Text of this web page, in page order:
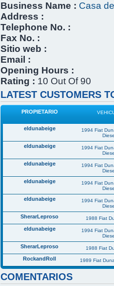
Business Name : Casa
Address :
Telephone No. :
Fax No. :
Sitio web :
Email :
Opening Hours :
Rating : 10 Out Of 90
LATEST CUSTOMERS
PROPIETARIO
eldunabeige
1994 Fiat
eldunabeige
1994 Fiat
eldunabeige
1994 Fiat
eldunabeige
1994 Fiat
eldunabeige
1994 Fiat
SherarLeproso 1988 Fiat
eldunabeige
1994 Fiat
SherarLeproso 1988 Fiat
RockandRoll 1989 Fiat
COMENTARIOS